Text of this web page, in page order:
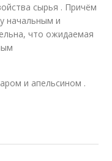
сырья . Причём
начальным и
что ожидаемая
и апельсином .